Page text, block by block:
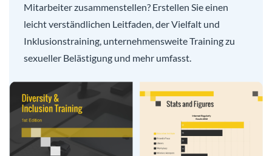
Mitarbeiter zusammenstellen? Erstellen Sie einen
leicht verständlichen Leitfaden, der Vielfalt und
Inklusionstraining, unternehmensweite Training zu
sexueller Belästigung und mehr umfasst.